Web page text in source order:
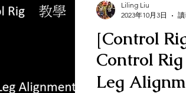
[Control
Control Rig 教學 -
Leg Alignment - # 6 ｜腿部對齊
Liling Liu
2023年10月3日